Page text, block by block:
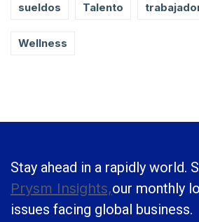
sueldos Talento
Wellness
Stay ahead in a rapidly world.
Prysm Insights,our monthly
issues facing global business.